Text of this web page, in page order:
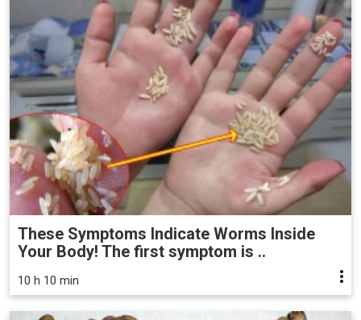
These Symptoms Indicate Worms Inside
Your Body! The first symptom is ..
10 h 10 min